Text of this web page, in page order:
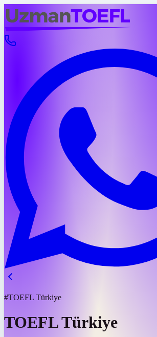
#TOEFL Türkiye
TOEFL Türkiye